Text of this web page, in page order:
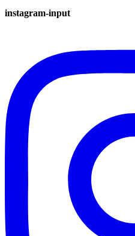
instagram-input